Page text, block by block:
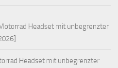
Headset mit unbegrenzter
Headset mit unbegrenzter